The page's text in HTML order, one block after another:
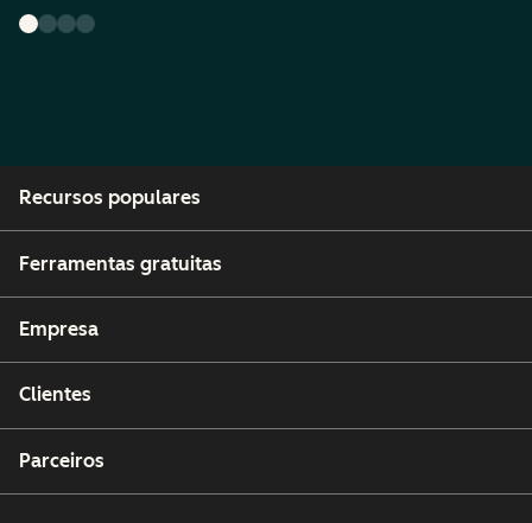
Recursos populares
Ferramentas gratuitas
Empresa
Clientes
Parceiros